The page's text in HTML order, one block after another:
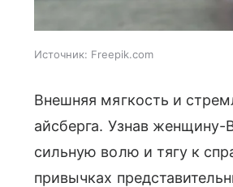
Источник: Freepik.com
Внешняя мягкость и
айсберга. Узнав
сильную волю и тягу к
привычках